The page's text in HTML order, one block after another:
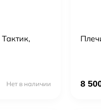
Нет в наличии 8